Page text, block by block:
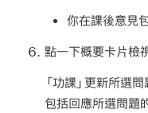
你在課後意見
點一下概要卡片檢
「功課」更新所選
包括回應所選問題